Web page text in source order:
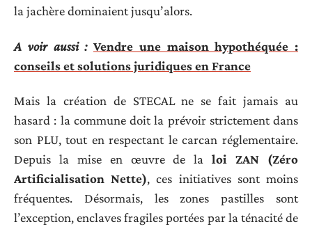
la jachère dominaient jusqu’alors.
A voir aussi : Vendre une maison hypothéquée :
conseils et solutions juridiques en France
Mais la création de STECAL ne se fait jamais au
hasard : la commune doit la prévoir strictement dans
son PLU, tout en respectant le carcan réglementaire.
Depuis la mise en œuvre de laloi ZAN (Zéro
Artificialisation Nette), ces initiatives sont moins
fréquentes. Désormais, les zones pastilles sont
l’exception, enclaves fragiles portées par la ténacité de